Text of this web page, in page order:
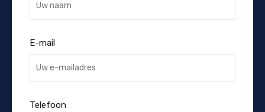
E-mail
Telefoon